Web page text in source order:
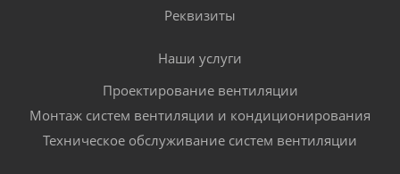
Реквизиты
Наши услуги
Проектирование вентиляции
Монтаж систем вентиляции и кондиционирования
Техническое обслуживание систем вентиляции